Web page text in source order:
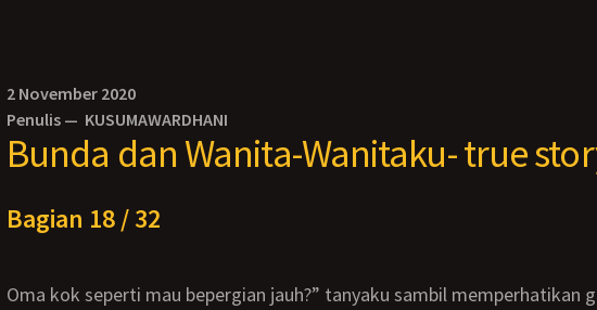
2 November 2020
Penulis — KUSUMAWARDHANI
Bunda dan Wanita-Wanitaku- true
Bagian 18 / 32
Oma kok seperti mau bepergian jauh?” tanyaku sambil memperhatikan gaun deep